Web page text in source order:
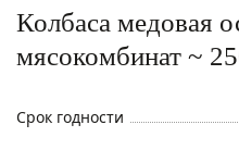
Колбаса медовая
мясокомбинат ~
Срок годности